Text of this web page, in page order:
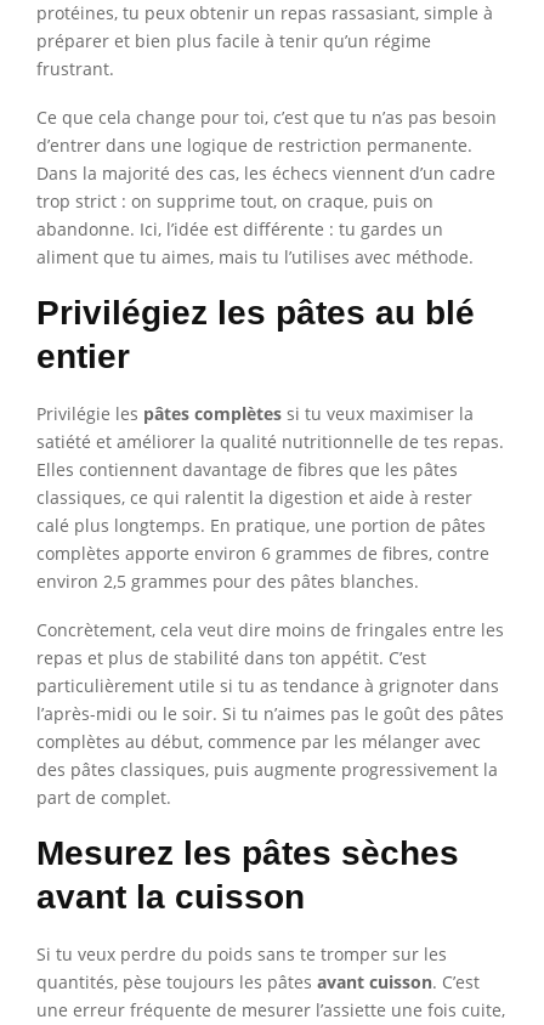
protéines, tu peux obtenir un repas rassasiant, simple à
préparer et bien plus facile à tenir qu’un régime
frustrant.
Ce que cela change pour toi, c’est que tu n’as pas besoin
d’entrer dans une logique de restriction permanente.
Dans la majorité des cas, les échecs viennent d’un cadre
trop strict : on supprime tout, on craque, puis on
abandonne. Ici, l’idée est différente : tu gardes un
aliment que tu aimes, mais tu l’utilises avec méthode.
Privilégiez les pâtes au blé
entier
Privilégie les pâtes complètes si tu veux maximiser la
satiété et améliorer la qualité nutritionnelle de tes repas.
Elles contiennent davantage de fibres que les pâtes
classiques, ce qui ralentit la digestion et aide à rester
calé plus longtemps. En pratique, une portion de pâtes
complètes apporte environ 6 grammes de fibres, contre
environ 2,5 grammes pour des pâtes blanches.
Concrètement, cela veut dire moins de fringales entre les
repas et plus de stabilité dans ton appétit. C’est
particulièrement utile si tu as tendance à grignoter dans
l’après-midi ou le soir. Si tu n’aimes pas le goût des pâtes
complètes au début, commence par les mélanger avec
des pâtes classiques, puis augmente progressivement la
part de complet.
Mesurez les pâtes sèches
avant la cuisson
Si tu veux perdre du poids sans te tromper sur les
quantités, pèse toujours les pâtes avant cuisson. C’est
une erreur fréquente de mesurer l’assiette une fois cuite,